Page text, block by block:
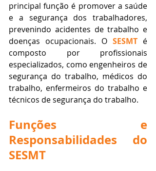
principal função é promover a saúde
e a segurança dos trabalhadores,
prevenindo acidentes de trabalho e
doenças ocupacionais. O SESMT é
composto por profissionais
especializados, como engenheiros de
segurança do trabalho, médicos do
trabalho, enfermeiros do trabalho e
técnicos de segurança do trabalho.
Funções e
Responsabilidades do
SESMT